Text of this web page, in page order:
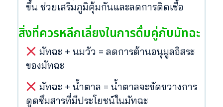
ขึ้น ช่วยเสริมภูมิคุ้มกันและลดการติดเชื้อ
สิ่งที่ควรหลีกเลี่ยงในการดื่มคู่กับมัทฉะ
มัทฉะ + นมวัว = ลดการต้านอนุมูลอิสระ
ของมัทฉะ
มัทฉะ + น้ำตาล = น้ำตาลจะขัดขวางการ
ดูดซึมสารที่มีประโยชน์ในมัทฉะ